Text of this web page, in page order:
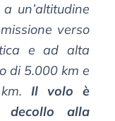
un’altitudine
verso
e ad alta
di 5.000 km e
km.Il volo è
alla